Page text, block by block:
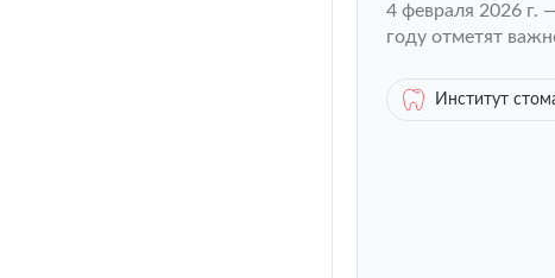
4 февраля 2026 г.
году отметят
Институт